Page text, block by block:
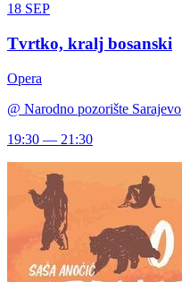
18 SEP
Tvrtko, kralj bosanski
Opera
@ Narodno pozorište Sarajevo
19:30 — 21:30